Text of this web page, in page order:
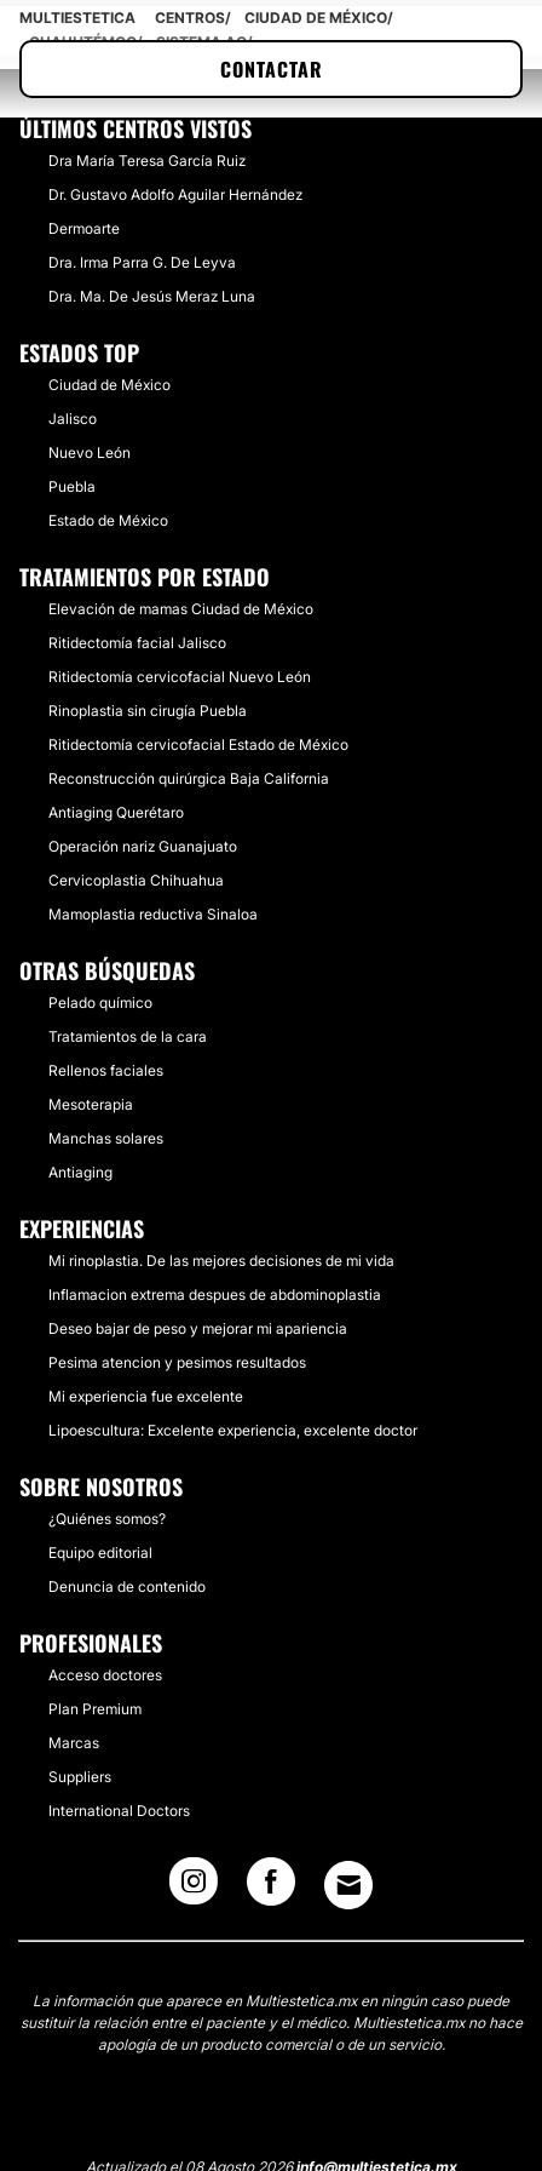
CONTACTAR
MULTIESTETICA CENTROS
CIUDAD DE MÉXICO
CUAUHTÉMOC
SISTEMA AG
ÚLTIMOS CENTROS VISTOS
Dra María Teresa García Ruiz
Dr. Gustavo Adolfo Aguilar Hernández
Dermoarte
Dra. Irma Parra G. De Leyva
Dra. Ma. De Jesús Meraz Luna
ESTADOS TOP
Ciudad de México
Jalisco
Nuevo León
Puebla
Estado de México
TRATAMIENTOS POR ESTADO
Elevación de mamas Ciudad de México
Ritidectomía facial Jalisco
Ritidectomía cervicofacial Nuevo León
Rinoplastia sin cirugía Puebla
Ritidectomía cervicofacial Estado de México
Reconstrucción quirúrgica Baja California
Antiaging Querétaro
Operación nariz Guanajuato
Cervicoplastia Chihuahua
Mamoplastia reductiva Sinaloa
OTRAS BÚSQUEDAS
Pelado químico
Tratamientos de la cara
Rellenos faciales
Mesoterapia
Manchas solares
Antiaging
EXPERIENCIAS
Mi rinoplastia. De las mejores decisiones de mi vida
Inflamacion extrema despues de abdominoplastia
Deseo bajar de peso y mejorar mi apariencia
Pesima atencion y pesimos resultados
Mi experiencia fue excelente
Lipoescultura: Excelente experiencia, excelente doctor
SOBRE NOSOTROS
¿Quiénes somos?
Equipo editorial
Denuncia de contenido
PROFESIONALES
Acceso doctores
Plan Premium
Marcas
Suppliers
International Doctors
La información que aparece en Multiestetica.mx en ningún caso puede
sustituir la relación entre el paciente y el médico. Multiestetica.mx no hace
apología de un producto comercial o de un servicio.
Actualizado el 08 Agosto 2026info@multiestetica.mx